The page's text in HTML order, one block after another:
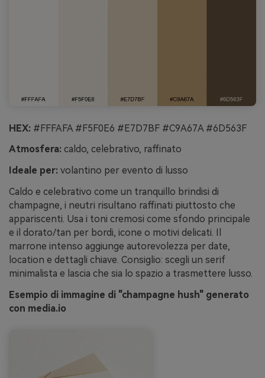
HEX: #FFFAFA #F5F0E6 #E7D7BF #C9A67A #6D563F
Atmosfera: caldo, celebrativo, raffinato
Ideale per: volantino per evento di lusso
Caldo e celebrativo come un tranquillo brindisi di
champagne, i neutri risultano raffinati piuttosto che
appariscenti. Usa i toni cremosi come sfondo principale
e il dorato/tan per bordi, icone o motivi delicati. Il
marrone intenso aggiunge autorevolezza per date,
location e dettagli chiave. Consiglio: scegli un serif
minimalista e lascia che sia lo spazio a trasmettere lusso.
Esempio di immagine di "champagne hush" generato
con media.io